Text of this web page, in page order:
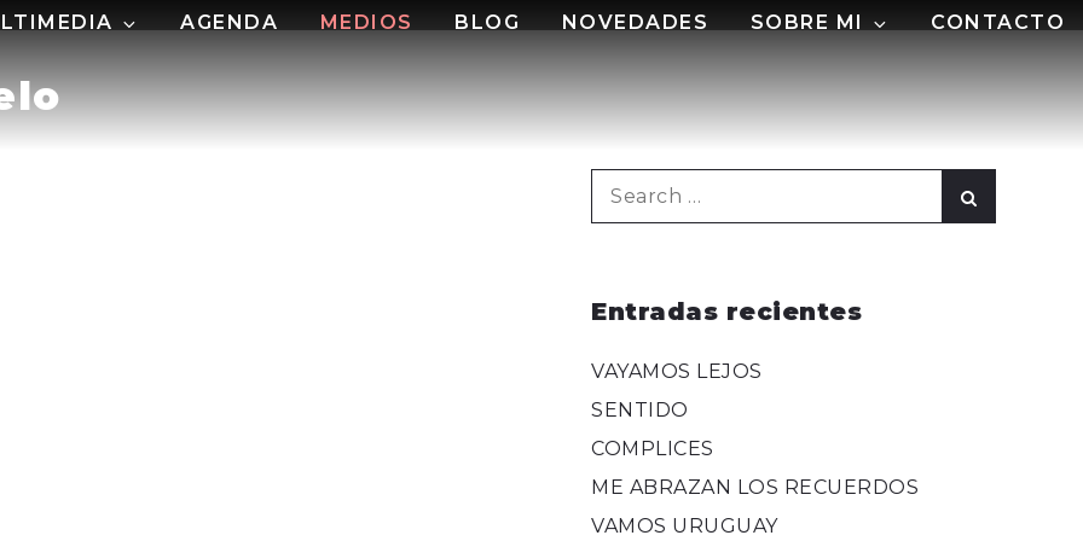
AGENDA MEDIOS BLOG NOVEDADES SOBRE MI CONTACTO
for:
Entradas recientes
VAYAMOS LEJOS
SENTIDO
COMPLICES
ME ABRAZAN LOS RECUERDOS
VAMOS URUGUAY